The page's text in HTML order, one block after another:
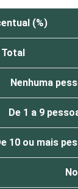
(%)
Total
Nenhuma
De 1 a 9
10 ou mais